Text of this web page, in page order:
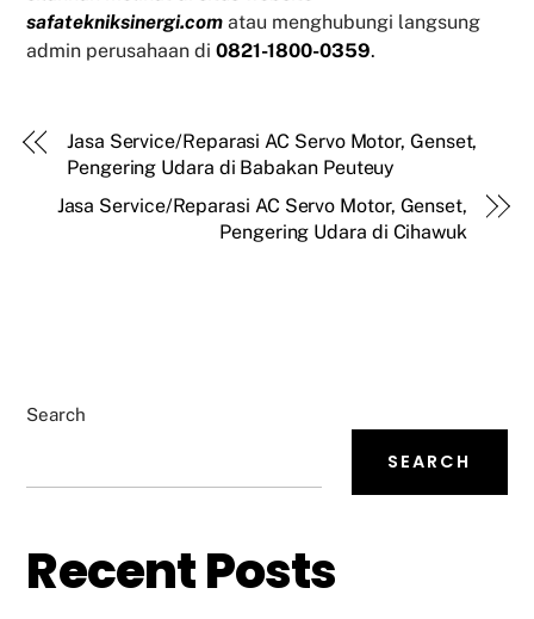
safatekniksinergi.com atau menghubungi langsung
admin perusahaan di0821-1800-0359.
Jasa Service/Reparasi AC Servo Motor, Genset,
Pengering Udara di Babakan Peuteuy
Jasa Service/Reparasi AC Servo Motor, Genset,
Pengering Udara di Cihawuk
Search
SEARCH
Recent Posts